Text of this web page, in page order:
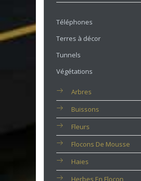
Téléphones
Terres à décor
Tunnels
Végétations
Arbres
Buissons
Fleurs
Flocons De Mousse
Haies
Herbes En Flocon